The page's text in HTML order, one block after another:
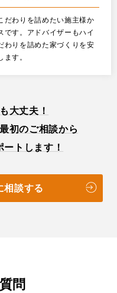
だわりを詰めたい施主様か
です。アドバイザーもハイ
わりを詰めた家づくりを安
す。
大丈夫！
初のご相談から
トします！
相談する
問